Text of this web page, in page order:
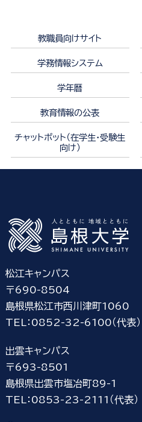
教職員向けサイト
学務情報システム
学年暦
教育情報の公表
チャットボット（在学生・受験生
向け）
松江キャンパス
〒690-8504
島根県松江市西川津町1060
TEL：0852-32-6100（代表）
出雲キャンパス
〒693-8501
島根県出雲市塩冶町89-1
TEL：0853-23-2111（代表）